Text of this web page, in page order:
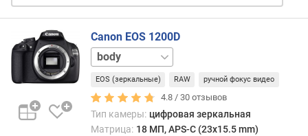
к
б
в
л
е
н
и
я
Canon EOS 1200D
18-
55
мм18-
135
мм
EOS (зеркальные) RAW ручной фокус видео
4.8 /30 отзывов
Тип камеры: цифровая зеркальная
Матрица: 18 МП, APS-C (23x15.5 mm)